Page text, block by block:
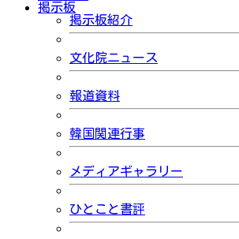
掲示板
掲示板紹介
文化院ニュース
報道資料
韓国関連行事
メディアギャラリー
ひとこと書評